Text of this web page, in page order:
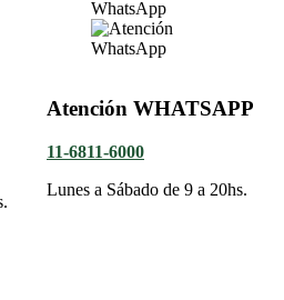
Atención WHATSAPP
11-6811-6000
Lunes a Sábado de 9 a 20hs.